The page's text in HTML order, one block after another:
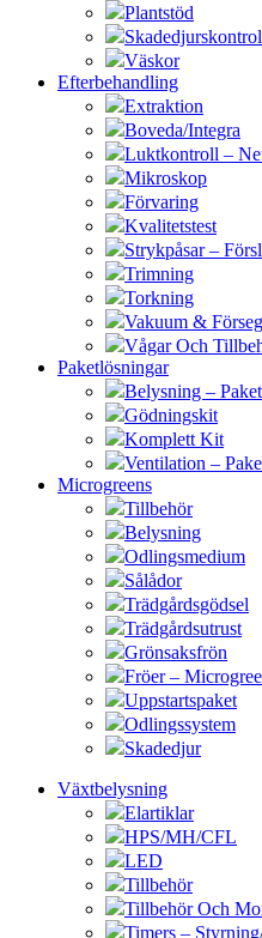
Plantstöd
Väskor
Efterbehandling
Extraktion
Boveda/Integra
Luktkontroll –
Mikroskop
Förvaring
Kvalitetstest
Strykpåsar –
Trimning
Torkning
Vakuum &
Vågar Och
Paketlösningar
Belysning –
Gödningskit
Komplett Kit
Ventilation –
Microgreens
Tillbehör
Belysning
Odlingsmedium
Sålådor
Trädgårdsgödsel
Trädgårdsutrust
Grönsaksfrön
Fröer –
Uppstartspaket
Odlingssystem
Skadedjur
Växtbelysning
Elartiklar
HPS/MH/CFL
LED
Tillbehör
Tillbehör Och
Timers –